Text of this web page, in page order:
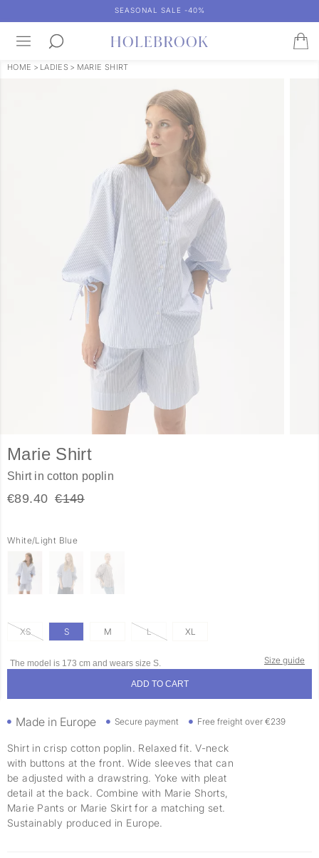
SEASONAL SALE -40%
HOME > LADIES > MARIE SHIRT
Marie Shirt
Shirt in cotton poplin
€89.40 €149
White/Light Blue
XS S M L XL
Size guide
The model is 173 cm and wears size S.
ADD TO CART
Made in Europe Secure payment Free freight over €239
Shirt in crisp cotton poplin. Relaxed fit. V-neck
with buttons at the front. Wide sleeves that can
be adjusted with a drawstring. Yoke with pleat
detail at the back. Combine with Marie Shorts,
Marie Pants or Marie Skirt for a matching set.
Sustainably produced in Europe.